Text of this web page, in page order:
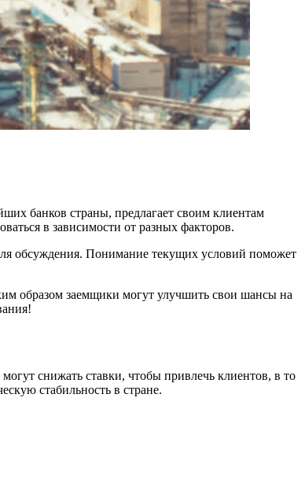
банков страны, предлагает своим клиентам
в зависимости от разных факторов.
обсуждения. Понимание текущих условий поможет
образом заемщики могут улучшить свои шансы на
снижать ставки, чтобы привлечь клиентов, в то
стабильность в стране.